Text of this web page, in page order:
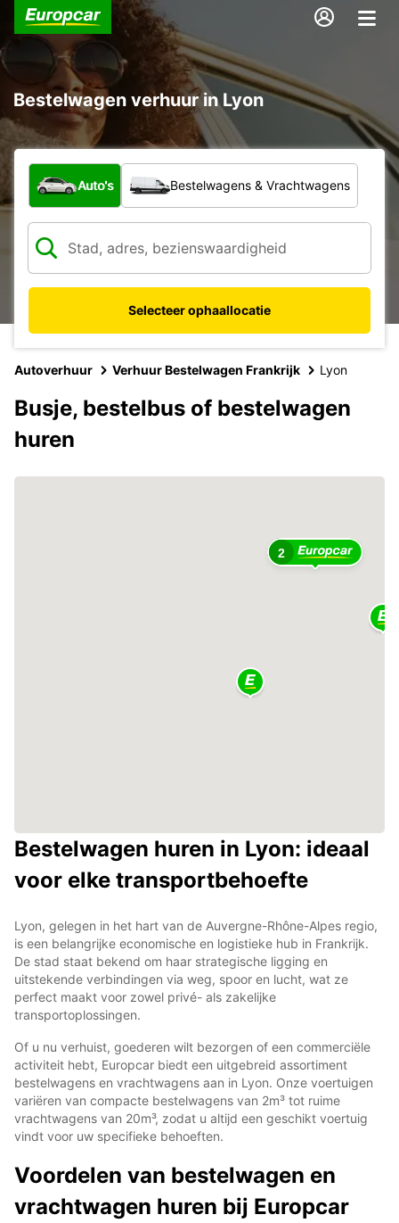
Bestelwagen verhuur in Lyon
Welk type voertuig?
Auto's Bestelwagens & Vrachtwagens
Selecteer ophaallocatie
Autoverhuur Verhuur Bestelwagen Frankrijk Lyon
Busje, bestelbus of bestelwagen
huren
2
Bestelwagen huren in Lyon: ideaal
voor elke transportbehoefte
Lyon, gelegen in het hart van de Auvergne-Rhône-Alpes regio,
is een belangrijke economische en logistieke hub in Frankrijk.
De stad staat bekend om haar strategische ligging en
uitstekende verbindingen via weg, spoor en lucht, wat ze
perfect maakt voor zowel privé- als zakelijke
transportoplossingen.
Of u nu verhuist, goederen wilt bezorgen of een commerciële
activiteit hebt, Europcar biedt een uitgebreid assortiment
bestelwagens en vrachtwagens aan in Lyon. Onze voertuigen
variëren van compacte bestelwagens van 2m³ tot ruime
vrachtwagens van 20m³, zodat u altijd een geschikt voertuig
vindt voor uw specifieke behoeften.
Voordelen van bestelwagen en
vrachtwagen huren bij Europcar